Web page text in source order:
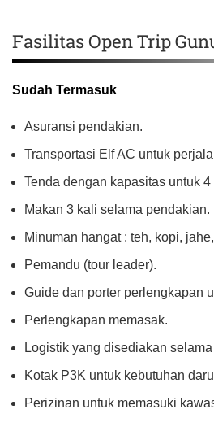
Fasilitas Open Trip
Sudah Termasuk
Asuransi pendakian.
Transportasi Elf AC untuk
Tenda dengan kapasitas untuk 4
Makan 3 kali selama pendakian.
Minuman hangat : teh, kopi,
Pemandu (tour leader).
Guide dan porter perlengkapan
Perlengkapan memasak.
Logistik yang disediakan
Kotak P3K untuk kebutuhan
Perizinan untuk memasuki